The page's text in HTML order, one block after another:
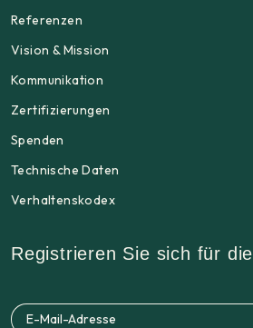
Referenzen
Vision & Mission
Kommunikation
Zertifizierungen
Spenden
Technische Daten
Verhaltenskodex
Registrieren Sie sich für die